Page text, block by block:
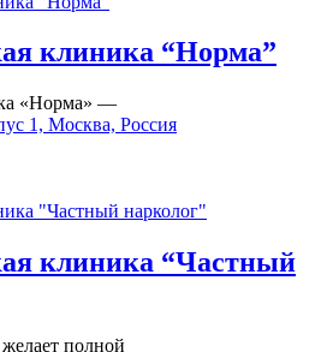
клиника “Норма”
«Норма» —
1, Москва, Россия
клиника “Частный
полной